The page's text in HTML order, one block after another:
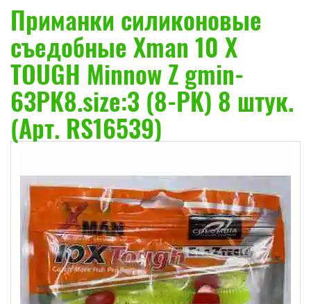
Приманки силиконовые
съедобные Xman 10 X
TOUGH Minnow Z gmin-
63PK8.size:3 (8-PK) 8 штук.
(Арт. RS16539)